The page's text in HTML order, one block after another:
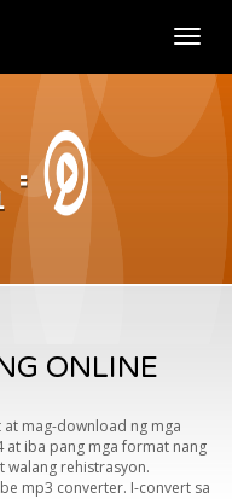
I-
ang
ONLINE
mag-download ng mga
at iba pang mga format nang
walang rehistrasyon.
mp3 converter. I-convert sa